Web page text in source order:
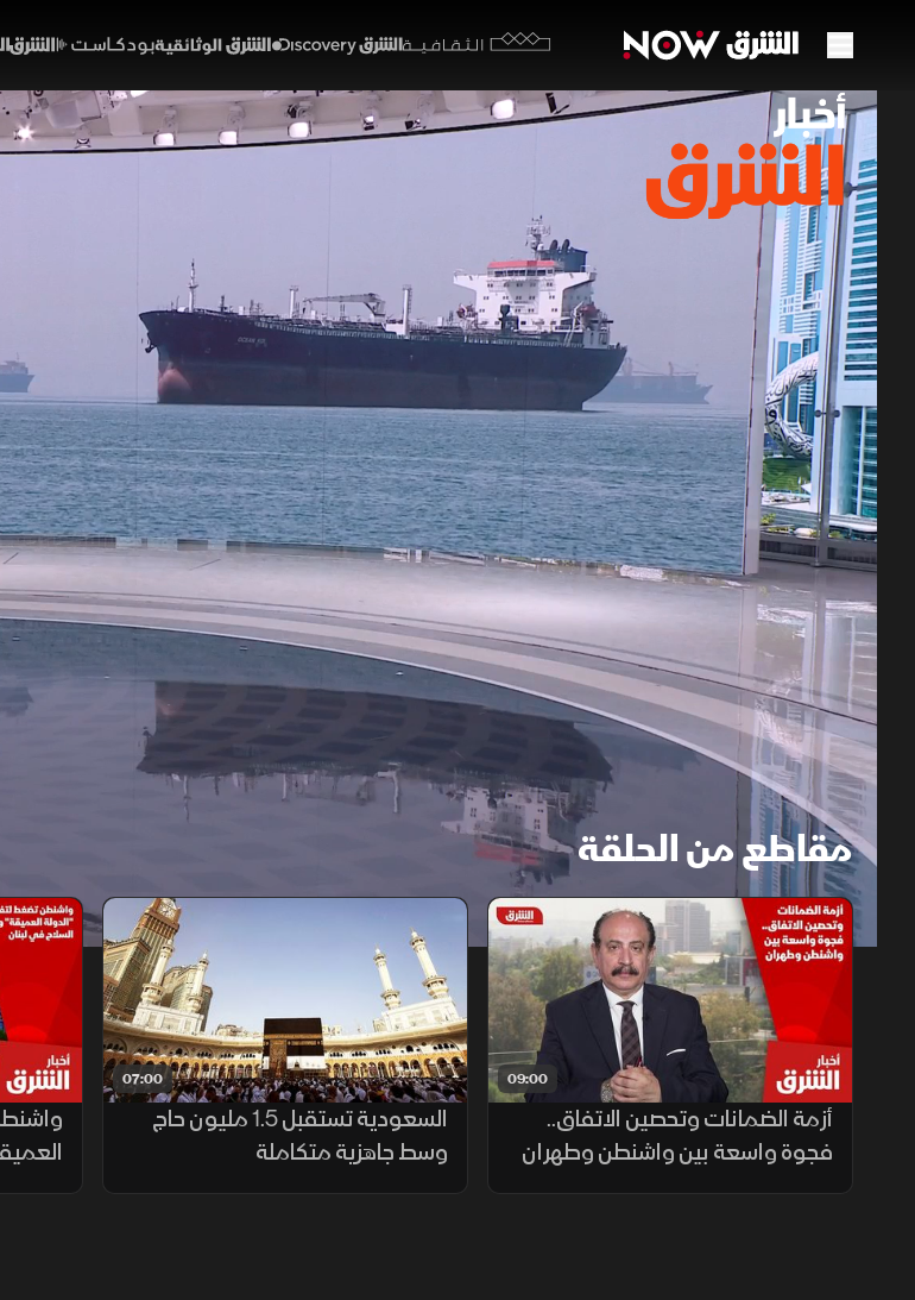
الثقافية
1x auto
ترمب يدرس ضرب
أخبار الشرق
رغم حديث إيران عن تقدم المفاوضات، يبحث ترمب
الأميركي، على ضرورة وضع خطة بديلة لفتح
الشيوخ الأميركي مستقبل دعم لبنان بنزع سلاح
وارش اليمين رئيسا للفيدرالي.
أخبار الشرق زينا محاسب دونالد ترمب حرب إيران وإسرائيل الولايات
مقاطع من الحلقة
09:00
أزمة الضمانات وتحصين الاتفاق..
فجوة واسعة بين واشنطن وطهران
07:00
السعودية تستقبل 1.5 مليون حاج
وسط جاهزية متكاملة